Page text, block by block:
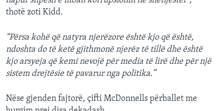
thotë zoti Kidd.
“Përsa kohë që natyra njerëzore është kjo që është,
ndoshta do të ketë gjithmonë njerëz të tillë dhe është
kjo arsyeja që kemi nevojë për media të lirë dhe për një
sistem drejtësie të pavarur nga politika.”
Nëse gjenden fajtorë, çifti McDonnells përballet me